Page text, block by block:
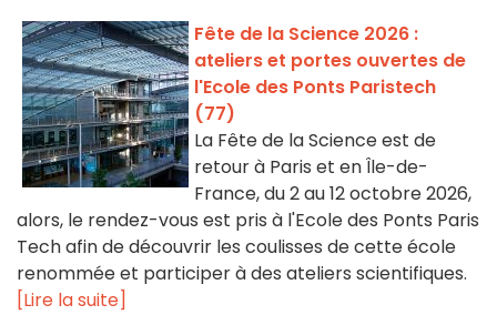
Fête de la Science 2026 :
ateliers et portes ouvertes de
l'Ecole des Ponts Paristech
(77)
La Fête de la Science est de
retour à Paris et en Île-de-
France, du 2 au 12 octobre 2026,
alors, le rendez-vous est pris à l'Ecole des Ponts Paris
Tech afin de découvrir les coulisses de cette école
renommée et participer à des ateliers scientifiques.
[Lire la suite]